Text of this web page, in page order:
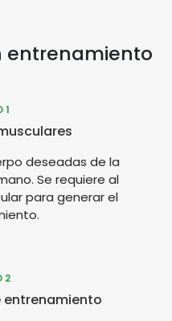
entrenamiento
1
deseadas de la
Se requiere al
para generar el
2
entrenamiento